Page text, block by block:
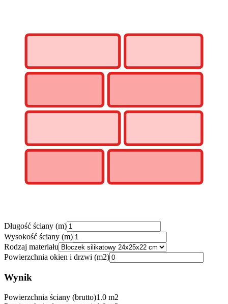
Długość ściany (m)
Wysokość ściany (m)
Rodzaj materiału
Powierzchnia okien i drzwi (m2)
Wynik
Powierzchnia ściany (brutto)1.0 m2